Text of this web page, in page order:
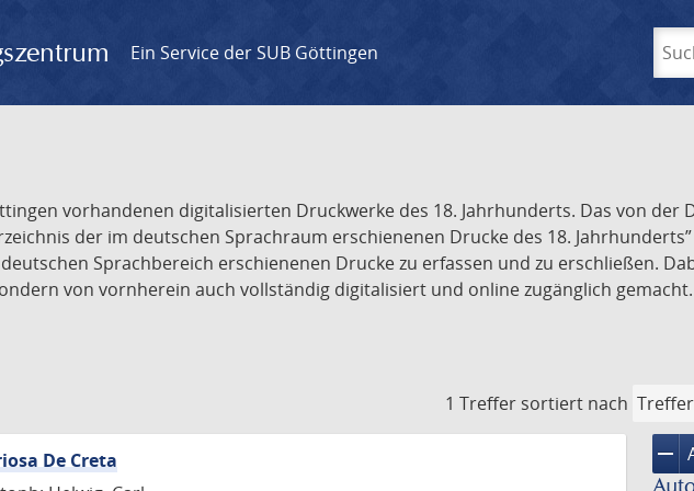
Ein Service der SUB Göttingen
vorhandenen digitalisierten Druckwerke des 18. Jahrhunderts. Das von der
der im deutschen Sprachraum erschienenen Drucke des 18.
Sprachbereich erschienenen Drucke zu erfassen und zu erschließen.
von vornherein auch vollständig digitalisiert und online zugänglich gemacht.
1 Treffer sortiert nach
remove
De Creta